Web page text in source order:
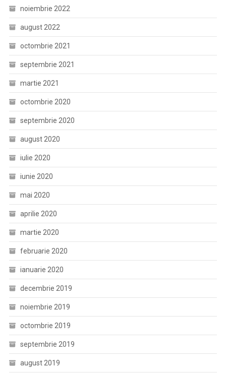
noiembrie 2022
august 2022
octombrie 2021
septembrie 2021
martie 2021
octombrie 2020
septembrie 2020
august 2020
iulie 2020
iunie 2020
mai 2020
aprilie 2020
martie 2020
februarie 2020
ianuarie 2020
decembrie 2019
noiembrie 2019
octombrie 2019
septembrie 2019
august 2019